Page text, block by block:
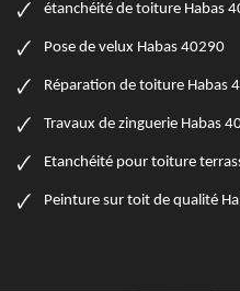
étanchéité de toiture Habas
Pose de velux Habas 40290
Réparation de toiture Habas
Travaux de zinguerie Habas
Etanchéité pour toiture
Peinture sur toit de qualité